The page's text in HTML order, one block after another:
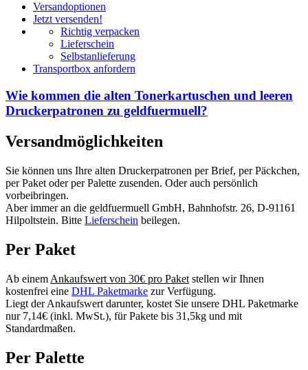
Versandoptionen
Jetzt versenden!
Richtig verpacken
Lieferschein
Selbstanlieferung
Transportbox anfordern
Wie kommen die alten Tonerkartuschen und leeren
Druckerpatronen zu geldfuermuell?
Versandmöglichkeiten
Sie können uns Ihre alten Druckerpatronen per Brief, per Päckchen,
per Paket oder per Palette zusenden. Oder auch persönlich
vorbeibringen.
Aber immer an die geldfuermuell GmbH, Bahnhofstr. 26, D-91161
Hilpoltstein. Bitte Lieferschein beilegen.
Per Paket
Ab einem Ankaufswert von 30€ pro Paket stellen wir Ihnen
kostenfrei eine DHL Paketmarke zur Verfügung.
Liegt der Ankaufswert darunter, kostet Sie unsere DHL Paketmarke
nur 7,14€ (inkl. MwSt.), für Pakete bis 31,5kg und mit
Standardmaßen.
Per Palette